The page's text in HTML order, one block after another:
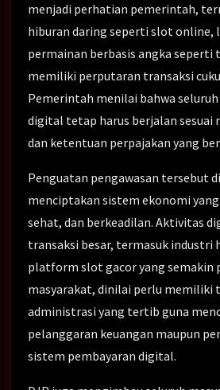
menjadi perhatian pemerintah,
hiburan daring seperti slot online,
permainan berbasis angka seperti
memiliki perputaran transaksi
Pemerintah menilai bahwa
digital tetap harus berjalan sesuai
dan ketentuan perpajakan yang
Penguatan pengawasan tersebut
menciptakan sistem ekonomi
sehat, dan berkeadilan. Aktivitas
transaksi besar, termasuk industri
platform slot gacor yang semakin
masyarakat, dinilai perlu memiliki
administrasi yang tertib guna
pelanggaran keuangan maupun
sistem pembayaran digital.